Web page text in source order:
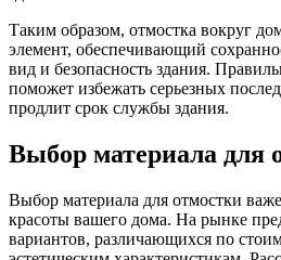
Таким образом, отмостка вокруг
элемент, обеспечивающий
вид и безопасность здания.
поможет избежать серьезных
продлит срок службы здания.
Выбор материала для
Выбор материала для отмостки
красоты вашего дома. На рынке
вариантов, различающихся по